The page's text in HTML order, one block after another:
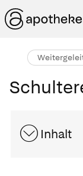
Inhalt